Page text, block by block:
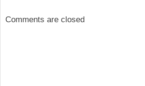
Comments are closed